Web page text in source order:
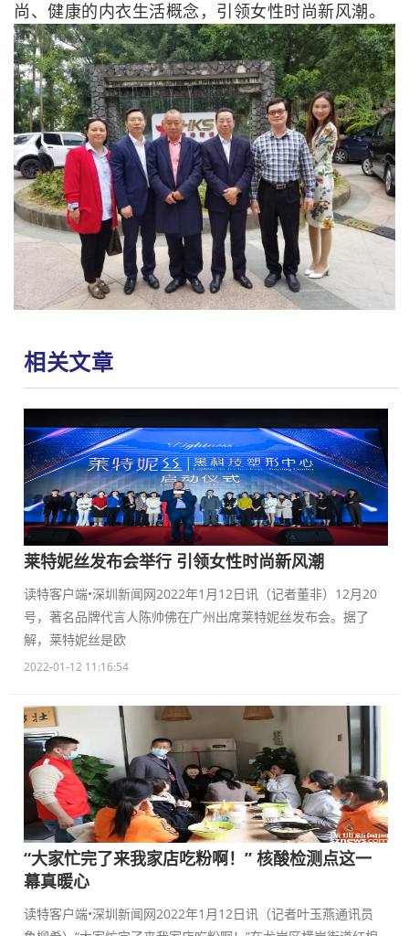
尚、健康的内衣生活概念，引领女性时尚新风潮。
相关文章
莱特妮丝发布会举行 引领女性时尚新风潮
读特客户端•深圳新闻网2022年1月12日讯（记者董非）12月20
号，著名品牌代言人陈帅佛在广州出席莱特妮丝发布会。据了
解，莱特妮丝是欧
2022-01-12 11:16:54
“大家忙完了来我家店吃粉啊！” 核酸检测点这一
幕真暖心
读特客户端•深圳新闻网2022年1月12日讯（记者叶玉燕通讯员